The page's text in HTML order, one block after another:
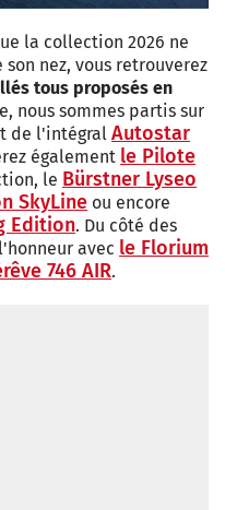
la collection 2026 ne
nez, vous retrouverez
tous proposés en
nous sommes partis sur
de l'intégral Autostar
également le Pilote
le Bürstner Lyseo
SkyLine ou encore
Edition. Du côté des
avec le Florium
746 AIR.